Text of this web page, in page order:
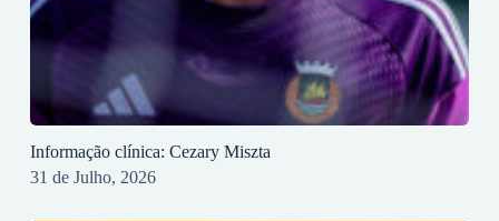
Informação clínica: Cezary Miszta
31 de Julho, 2026